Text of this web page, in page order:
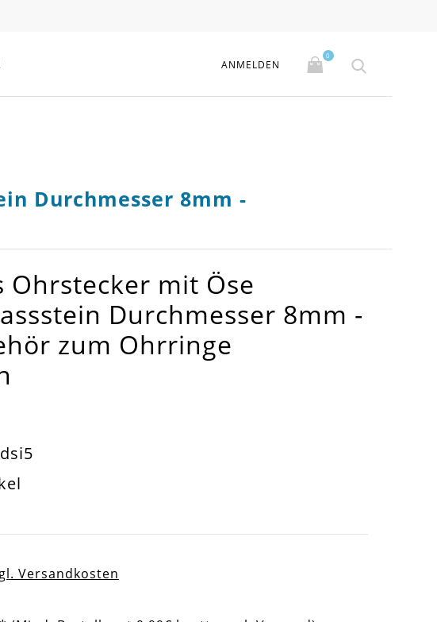
ANMELDEN
0
Durchmesser 8mm -
Ohrstecker mit Öse
Durchmesser 8mm -
zum Ohrringe
Versandkosten